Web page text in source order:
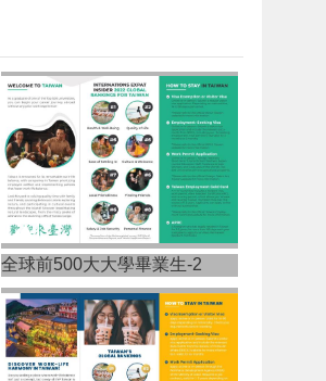
全球前500大大學畢業生-2